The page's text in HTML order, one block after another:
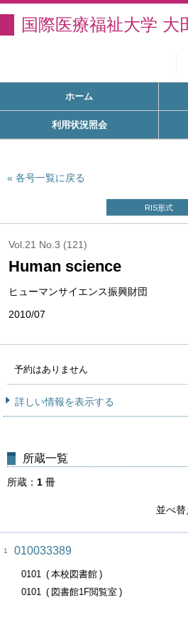
国際医療福祉大学
ホーム
利用状況照会
各号一覧に戻る
RIS形式
Vol.21 No.3 (121)
Human science
ヒューマンサイエンス振興財団
2010/07
予約はありません
詳しい情報を表示する
所蔵一覧
所蔵 1 冊
並べ替
1 010033389
0101
本校図書館
0101
図書館1F閲覧室